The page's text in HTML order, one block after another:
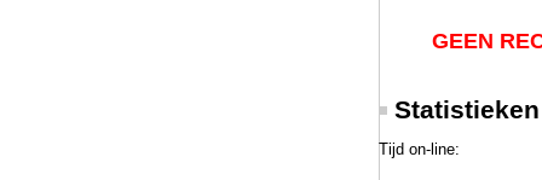
GEEN
Tijd on-line: